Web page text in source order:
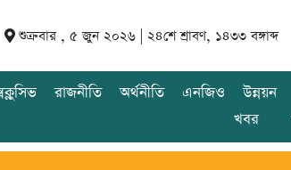
শুক্রবার , ৫ জুন ২০২৬ | ২৪শে শ্রাবণ, ১৪৩৩ বঙ্গাব্দ
রাজনীতি অর্থনীতি এনজিও
উন্নয়ন
খবর